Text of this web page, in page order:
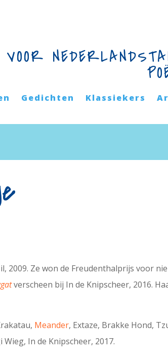
Gedichten Klassiekers
2009. Ze won de Freudenthalprijs voor
verscheen bij In de Knipscheer, 2016.
Meander, Extaze, Brakke Hond,
Wieg, In de Knipscheer, 2017.